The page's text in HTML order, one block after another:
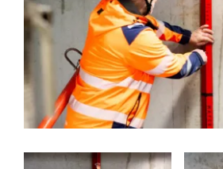
Om oss
Downloads
Kontakt